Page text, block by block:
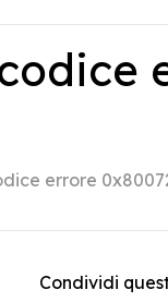
errore
Condividi